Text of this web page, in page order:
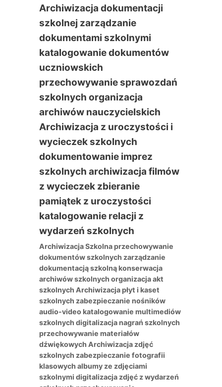
Archiwizacja Szkolna przechowywanie
dokumentów szkolnych zarządzanie
dokumentacją szkolną konserwacja
archiwów szkolnych organizacja akt
szkolnych Archiwizacja płyt i kaset
szkolnych zabezpieczanie nośników
audio-video katalogowanie multimediów
szkolnych digitalizacja nagrań szkolnych
przechowywanie materiałów
dźwiękowych Archiwizacja zdjęć
szkolnych zabezpieczanie fotografii
klasowych albumy ze zdjęciami
szkolnymi digitalizacja zdjęć z wydarzeń